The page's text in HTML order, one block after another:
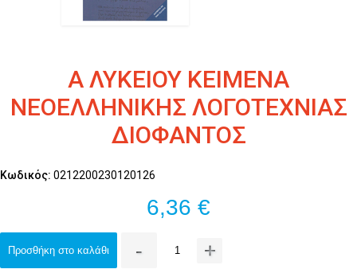
Α ΛΥΚΕΙΟΥ ΚΕΙΜΕΝΑ
ΝΕΟΕΛΛΗΝΙΚΗΣ ΛΟΓΟΤΕΧΝΙΑΣ
ΔΙΟΦΑΝΤΟΣ
Κωδικός: 0212200230120126
6,36 €
Προσθήκη στο καλάθι - +